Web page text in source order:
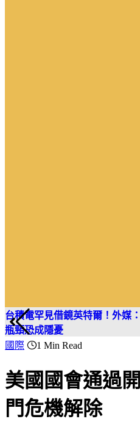
台積電罕見借鏡英特爾！外
瓶頸恐成隱憂
國際
1 Min Read
美國國會通過
門危機解除